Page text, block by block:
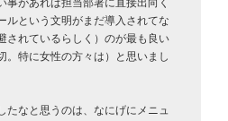
事があれば担当部署に直接出向く
ルという文明がまだ導入されてな
されているらしく）のが最も良い
。特に女性の方々は）と思いまし
たなと思うのは、なにげにメニュ